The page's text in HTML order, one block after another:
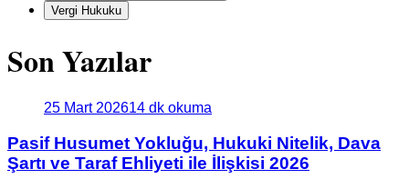
Vergi Hukuku
Son Yazılar
25 Mart 202614 dk okuma
Pasif Husumet Yokluğu, Hukuki Nitelik, Dava
Şartı ve Taraf Ehliyeti ile İlişkisi 2026